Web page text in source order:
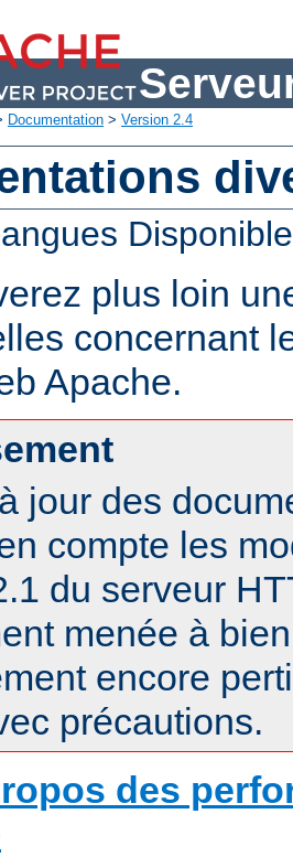
Documentation > Version 2.4
plus loin
concernant
Apache.
jour des
compte les
du serveur
menée à
encore
précautions.
des